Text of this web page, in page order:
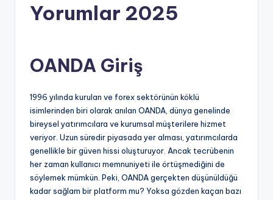
Yorumlar 2025
OANDA Giriş
1996 yılında kurulan ve forex sektörünün köklü
isimlerinden biri olarak anılan OANDA, dünya genelinde
bireysel yatırımcılara ve kurumsal müşterilere hizmet
veriyor. Uzun süredir piyasada yer alması, yatırımcılarda
genellikle bir güven hissi oluşturuyor. Ancak tecrübenin
her zaman kullanıcı memnuniyeti ile örtüşmediğini de
söylemek mümkün. Peki, OANDA gerçekten düşünüldüğü
kadar sağlam bir platform mu? Yoksa gözden kaçan bazı